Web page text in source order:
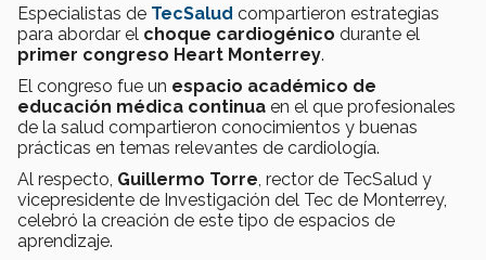
Especialistas de TecSalud compartieron estrategias
para abordar el choque cardiogénico durante el
primer congreso Heart Monterrey.
El congreso fue un espacio académico de
educación médica continua en el que profesionales
de la salud compartieron conocimientos y buenas
prácticas en temas relevantes de cardiología.
Al respecto, Guillermo Torre , rector de TecSalud y
vicepresidente de Investigación del Tec de Monterrey,
celebró la creación de este tipo de espacios de
aprendizaje.